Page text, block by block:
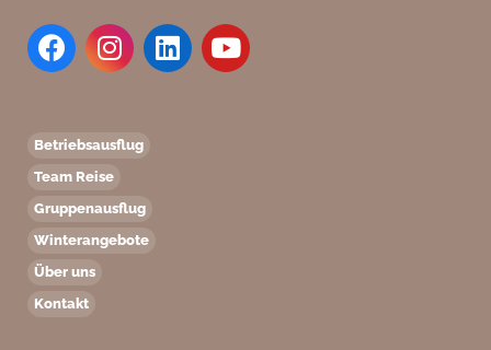
Betriebsausflug
Team Reise
Gruppenausflug
Winterangebote
Über uns
Kontakt